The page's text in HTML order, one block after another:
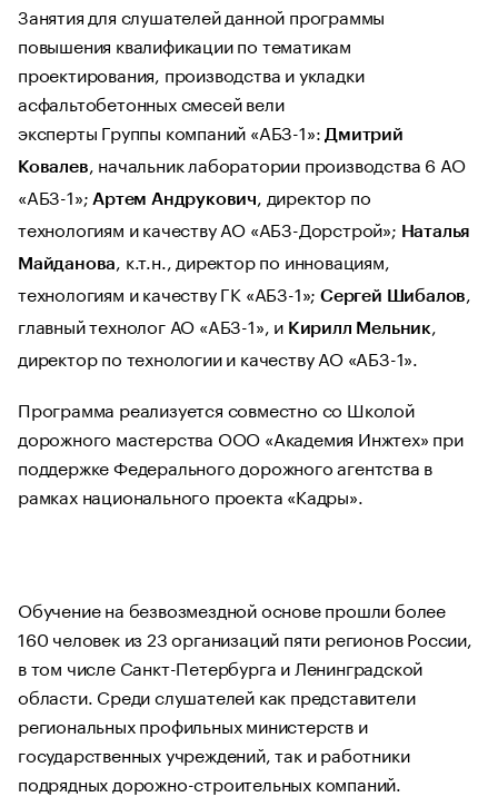
Занятия для слушателей данной программы
повышения квалификации по тематикам
проектирования, производства и укладки
асфальтобетонных смесей вели
эксперты Группы компаний «АБЗ-1»: Дмитрий
Ковалев, начальник лаборатории производства 6 АО
«АБЗ-1»; Артем Андрукович, директор по
технологиям и качеству АО «АБЗ-Дорстрой»; Наталья
Майданова, к.т.н., директор по инновациям,
технологиям и качеству ГК «АБЗ-1»;Сергей Шибалов,
главный технолог АО «АБЗ-1», и Кирилл Мельник,
директор по технологии и качеству АО «АБЗ-1».
Программа реализуется совместно со Школой
дорожного мастерства ООО «Академия Инжтех» при
поддержке Федерального дорожного агентства в
рамках национального проекта «Кадры».
Обучение на безвозмездной основе прошли более
160 человек из 23 организаций пяти регионов России,
в том числе Санкт-Петербурга и Ленинградской
области. Среди слушателей как представители
региональных профильных министерств и
государственных учреждений, так и работники
подрядных дорожно-строительных компаний.